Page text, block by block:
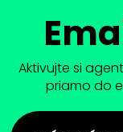
Aktivujte si
priamo do